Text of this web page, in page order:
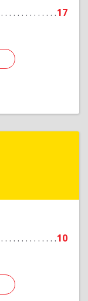
17
10
Подробнее